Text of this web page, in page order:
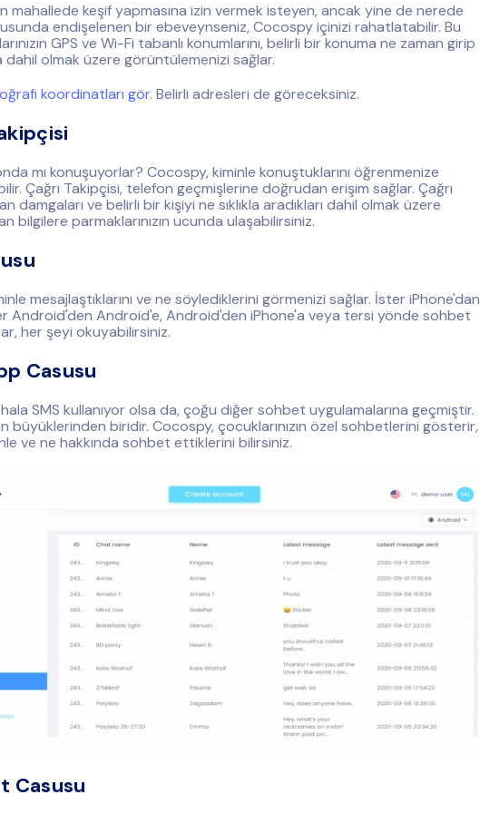
mahallede keşif yapmasına izin vermek isteyen, ancak yine de nerede
endişelenen bir ebeveynseniz, Cocospy içinizi rahatlatabilir. Bu
GPS ve Wi-Fi tabanlı konumlarını, belirli bir konuma ne zaman girip
dahil olmak üzere görüntülemenizi sağlar.
koordinatları gör. Belirli adresleri de göreceksiniz.
mı konuşuyorlar? Cocospy, kiminle konuştuklarını öğrenmenize
Çağrı Takipçisi, telefon geçmişlerine doğrudan erişim sağlar. Çağrı
damgaları ve belirli bir kişiyi ne sıklıkla aradıkları dahil olmak üzere
bilgilere parmaklarınızın ucunda ulaşabilirsiniz.
mesajlaştıklarını ve ne söylediklerini görmenizi sağlar. İster iPhone'dan
Android'den Android'e, Android'den iPhone'a veya tersi yönde sohbet
her şeyi okuyabilirsiniz.
Casusu
SMS kullanıyor olsa da, çoğu diğer sohbet uygulamalarına geçmiştir.
büyüklerinden biridir. Cocospy, çocuklarınızın özel sohbetlerini gösterir,
ve ne hakkında sohbet ettiklerini bilirsiniz.
Casusu